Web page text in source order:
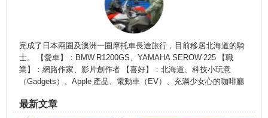
完成了日本兩圈及澳洲一圈摩托車長途旅行，目前移居北海道的騎
士。 【愛車】：BMW R1200GS、YAMAHA SEROW 225 【職
業】：網路作家、影片創作者 【喜好】：北海道、科技小玩意
（Gadgets）、Apple 產品、電動車（EV）、充滿少女心的咖啡廳
最新文章